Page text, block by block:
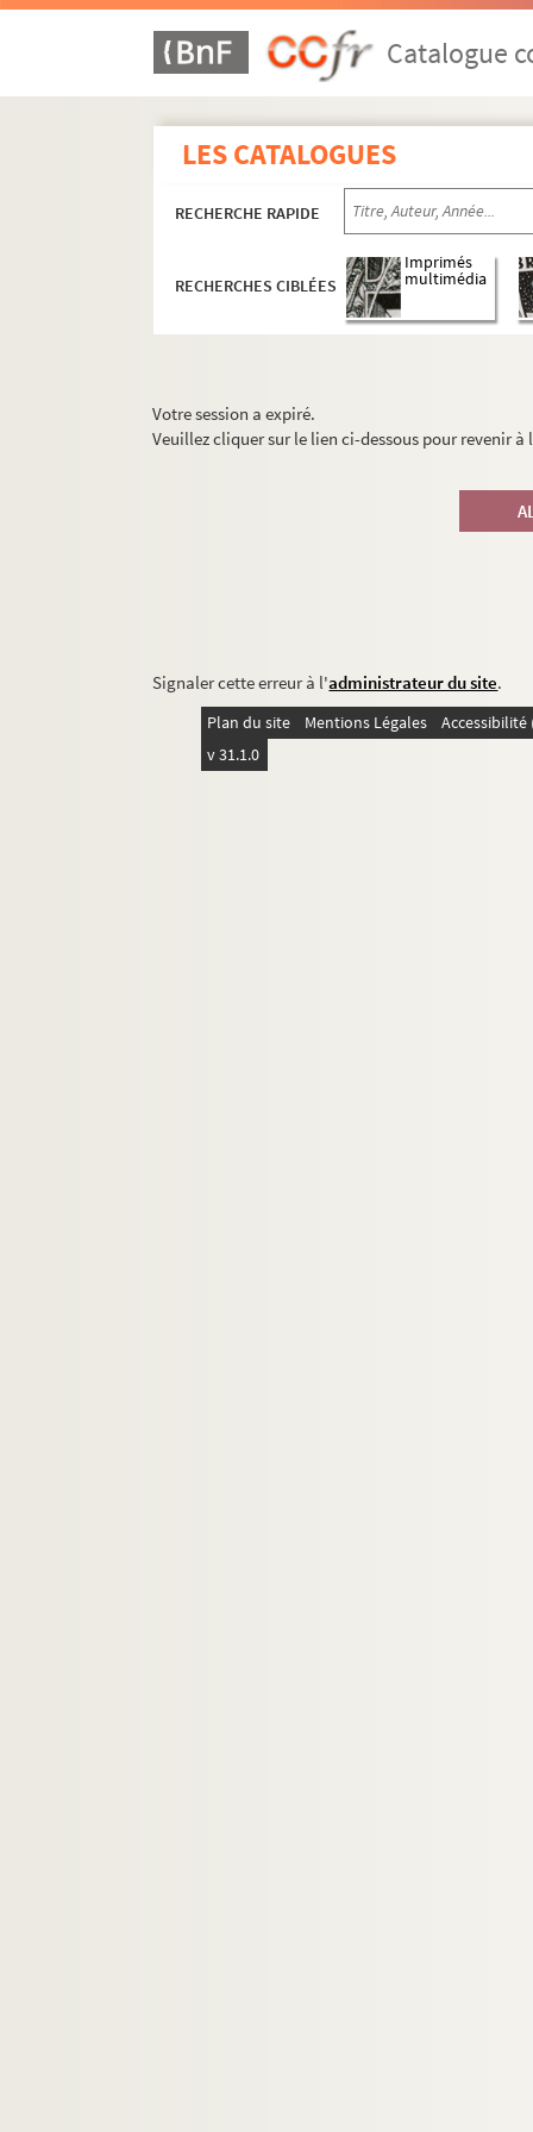
Catalogue
LES CATALOGUES
RECHERCHE RAPIDE
RECHERCHES CIBLÉES
Imprimés
multimédia
Votre session a expiré.
Veuillez cliquer sur le lien ci-dessous pour revenir
Signaler cette erreur à l'administrateur du site.
Plan du site Mentions Légales
v 31.1.0